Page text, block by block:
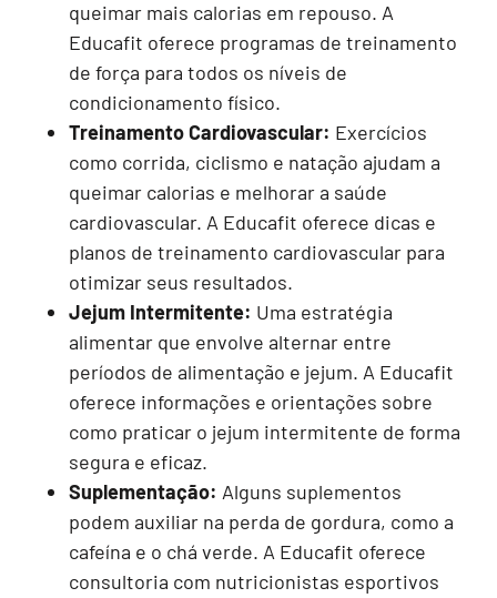
queimar mais calorias em repouso. A
Educafit oferece programas de treinamento
de força para todos os níveis de
condicionamento físico.
Treinamento Cardiovascular: Exercícios
como corrida, ciclismo e natação ajudam a
queimar calorias e melhorar a saúde
cardiovascular. A Educafit oferece dicas e
planos de treinamento cardiovascular para
otimizar seus resultados.
Jejum Intermitente: Uma estratégia
alimentar que envolve alternar entre
períodos de alimentação e jejum. A Educafit
oferece informações e orientações sobre
como praticar o jejum intermitente de forma
segura e eficaz.
Suplementação: Alguns suplementos
podem auxiliar na perda de gordura, como a
cafeína e o chá verde. A Educafit oferece
consultoria com nutricionistas esportivos